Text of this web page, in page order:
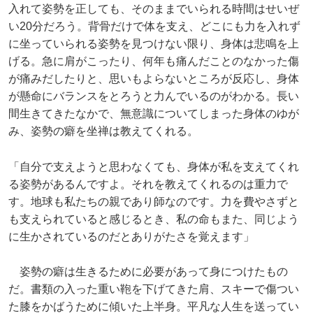
入れて姿勢を正しても、そのままでいられる時間はせいぜ
い20分だろう。背骨だけで体を支え、どこにも力を入れず
に坐っていられる姿勢を見つけない限り、身体は悲鳴を上
げる。急に肩がこったり、何年も痛んだことのなかった傷
が痛みだしたりと、思いもよらないところが反応し、身体
が懸命にバランスをとろうと力んでいるのがわかる。長い
間生きてきたなかで、無意識についてしまった身体のゆが
み、姿勢の癖を坐禅は教えてくれる。
「自分で支えようと思わなくても、身体が私を支えてくれ
る姿勢があるんですよ。それを教えてくれるのは重力で
す。地球も私たちの親であり師なのです。力を費やさずと
も支えられていると感じるとき、私の命もまた、同じよう
に生かされているのだとありがたさを覚えます」
姿勢の癖は生きるために必要があって身につけたもの
だ。書類の入った重い鞄を下げてきた肩、スキーで傷つい
た膝をかばうために傾いた上半身。平凡な人生を送ってい